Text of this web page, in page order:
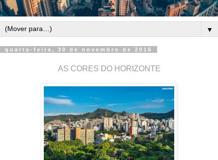
▼
quarta-feira, 30 de novembro de 2016
AS CORES DO HORIZONTE